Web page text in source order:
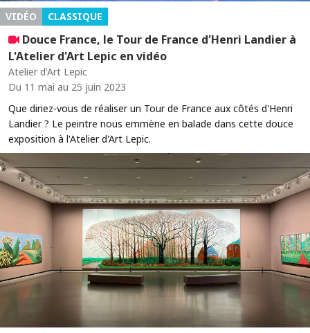
VIDÉO CLASSIQUE
Douce France, le Tour de France d'Henri Landier à
L'Atelier d'Art Lepic en vidéo
Atelier d'Art Lepic
Du 11 mai au 25 juin 2023
Que diriez-vous de réaliser un Tour de France aux côtés d'Henri
Landier ? Le peintre nous emmène en balade dans cette douce
exposition à l'Atelier d'Art Lepic.